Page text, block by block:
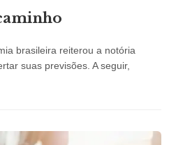
brasileira reiterou a notória
suas previsões. A seguir,